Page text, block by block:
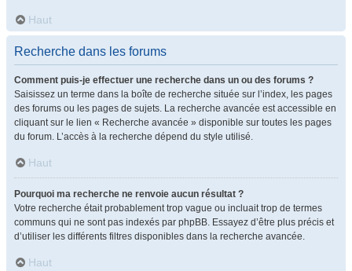
Haut
Recherche dans les forums
Comment puis-je effectuer une recherche dans un ou des forums ?
Saisissez un terme dans la boîte de recherche située sur l’index, les pages
des forums ou les pages de sujets. La recherche avancée est accessible en
cliquant sur le lien « Recherche avancée » disponible sur toutes les pages
du forum. L’accès à la recherche dépend du style utilisé.
Haut
Pourquoi ma recherche ne renvoie aucun résultat ?
Votre recherche était probablement trop vague ou incluait trop de termes
communs qui ne sont pas indexés par phpBB. Essayez d’être plus précis et
d’utiliser les différents filtres disponibles dans la recherche avancée.
Haut